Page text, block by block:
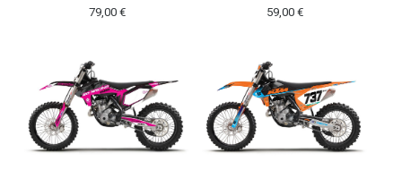
79,00 € 59,00 €